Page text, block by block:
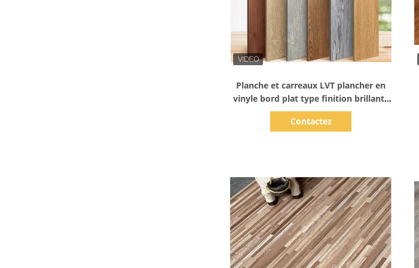
Planche et carreaux LVT plancher en
vinyle bord plat type finition brillante
et mate
Contactez